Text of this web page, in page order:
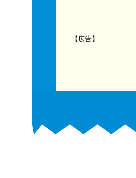
【広告】